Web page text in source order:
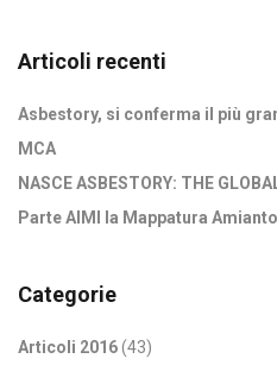
Articoli recenti
Asbestory, si conferma il più
MCA
NASCE ASBESTORY: THE
Parte AIMI la Mappatura
Categorie
Articoli 2016(43)